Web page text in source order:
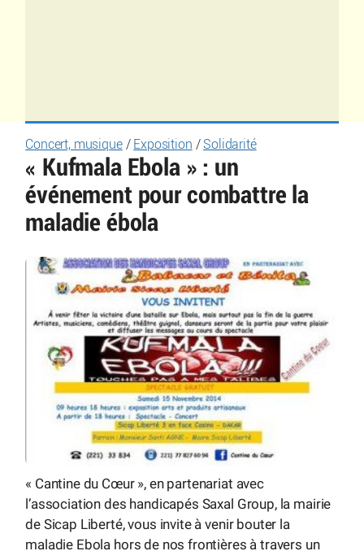
Concert, musique/ Exposition / Solidarité
« Kufmala Ebola » : un
événement pour combattre la
maladie ébola
« Cantine du Cœur », en partenariat avec
l’association des handicapés Saxal Group, la mairie
de Sicap Liberté, vous invite à venir bouter la
maladie Ebola hors de nos frontières à travers un